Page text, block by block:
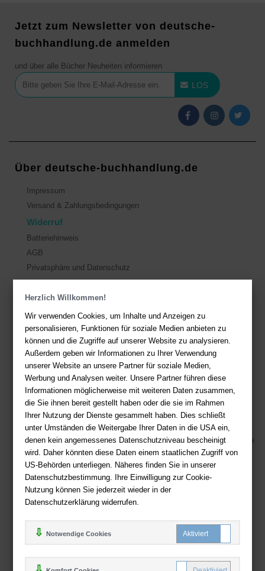
Herzlich Willkommen!
Wir verwenden Cookies, um Inhalte und Anzeigen zu
personalisieren, Funktionen für soziale Medien anbieten zu
können und die Zugriffe auf unserer Website zu analysieren.
Außerdem geben wir Informationen zu Ihrer Verwendung
unserer Website an unsere Partner für soziale Medien,
Werbung und Analysen weiter. Unsere Partner führen diese
Informationen möglicherweise mit weiteren Daten zusammen,
die Sie ihnen bereit gestellt haben oder die sie im Rahmen
Ihrer Nutzung der Dienste gesammelt haben. Dies schließt
unter Umständen die Weitergabe Ihrer Daten in die USA ein,
denen kein angemessenes Datenschutzniveau bescheinigt
wird. Daher könnten diese Daten einem staatlichen Zugriff von
US-Behörden unterliegen. Näheres finden Sie in unserer
Datenschutzbestimmung. Ihre Einwilligung zur Cookie-
Nutzung können Sie jederzeit wieder in der
Datenschutzerklärung widerrufen.
Notwendige Cookies
Jetzt zum Newsletter von deutsche-
buchhandlung.de anmelden
und über alle Bücher Neuheiten informieren
LOS
Über deutsche-buchhandlung.de
Impressum
Versand & Zahlungsbedingungen
Widerruf
Batteriehinweis
AGB
Privatsphäre und Datenschutz
Kontakt
Hier finden Sie Antworten auf häufig gestellte
Fragen.
Fragen per E-Mail:service@deutsche-buchhandlung.de
Telefon: +49 (0)511 - 982 684 41
Ihre Vorteile bei uns
Kostenloser Versand ab 36,- EUR Bestellwert
Sicherer Online Shop und Zahlung mit SSL-Verschlüsselung
Viele Zahlungsmethoden wie PayPal, Amazon Payment, Vorkasse
Zahlweisen